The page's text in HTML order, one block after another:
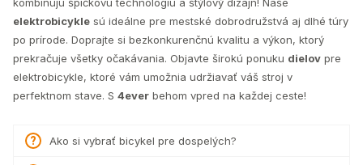
elektrobicykle sú ideálne pre mestské dobrodružstvá aj dlhé túry
po prírode. Doprajte si bezkonkurenčnú kvalitu a výkon, ktorý
prekračuje všetky očakávania. Objavte širokú ponuku dielov pre
elektrobicykle, ktoré vám umožnia udržiavať váš stroj v
perfektnom stave. S 4ever behom vpred na každej ceste!
Ako si vybrať bicykel pre dospelých?